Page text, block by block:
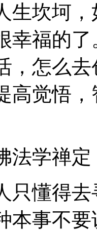
生坎坷
幸福的
，怎么
高觉悟
学禅定
懂得去
本事不